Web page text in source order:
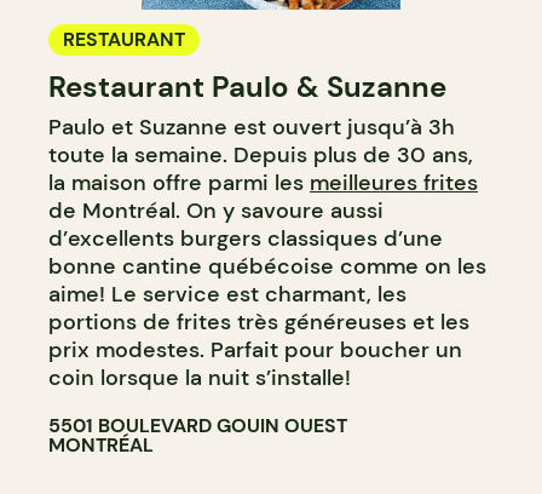
RESTAURANT
Restaurant Paulo & Suzanne
Paulo et Suzanne est ouvert jusqu’à 3h
toute la semaine. Depuis plus de 30 ans,
la maison offre parmi les meilleures frites
de Montréal. On y savoure aussi
d’excellents burgers classiques d’une
bonne cantine québécoise comme on les
aime! Le service est charmant, les
portions de frites très généreuses et les
prix modestes. Parfait pour boucher un
coin lorsque la nuit s’installe!
5501 BOULEVARD GOUIN OUEST
MONTRÉAL